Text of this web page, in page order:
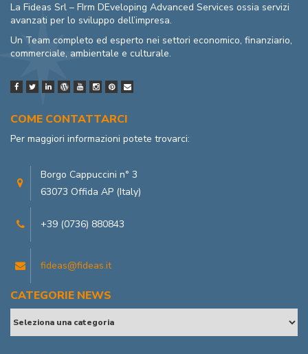
La Fideas Srl – FIrm DEveloping Advanced Services ossia servizi
avanzati per lo sviluppo dell’impresa.
Un Team completo ed esperto nei settori economico, finanziario,
commerciale, ambientale e culturale.
COME CONTATTARCI
Per maggiori informazioni potete trovarci:
Borgo Cappuccini n° 3
63073 Offida AP (Italy)
+39 (0736) 880843
fideas@fideas.it
CATEGORIE NEWS